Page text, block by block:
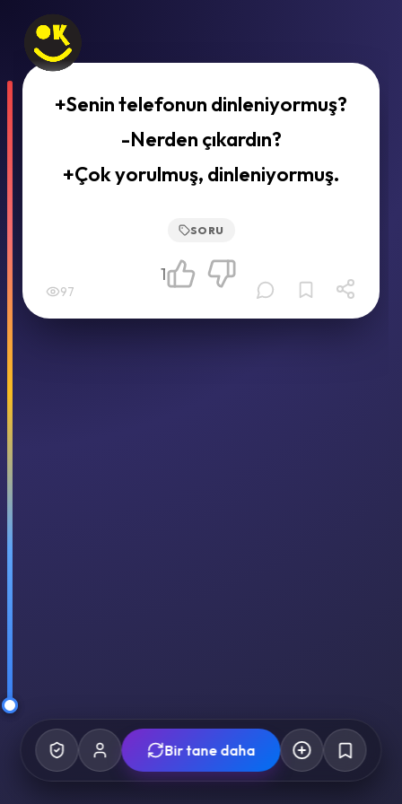
+Senin telefonun dinleniyormuş?
-Nerden çıkardın?
+Çok yorulmuş, dinleniyormuş.
SORU
97
1
Bir tane daha